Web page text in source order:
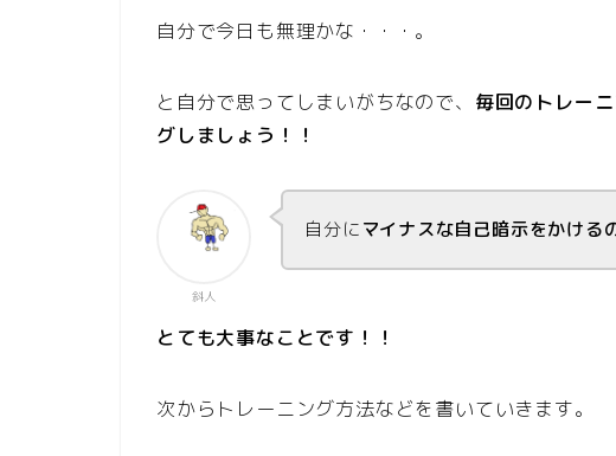
自分で今日も無理かな・・・。
と自分で思ってしまいがちなので、 毎回のトレー
グしましょう！！
斜人
自分にマイナスな自己暗示をかける
とても大事なことです！！
次からトレーニング方法などを書いていきます。